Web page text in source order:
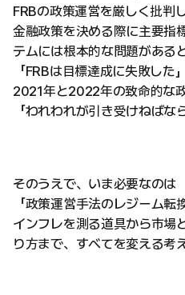
FRBの政策運営を厳しく批判し
金融政策を決める際に主要指
テムには根本的な問題がある
「FRBは目標達成に失敗した
2021年と2022年の致命的な
「われわれが引き受けねばな
そのうえで、いま必要なのは
「政策運営手法のレジーム転
インフレを測る道具から市場
り方まで、すべてを変える考